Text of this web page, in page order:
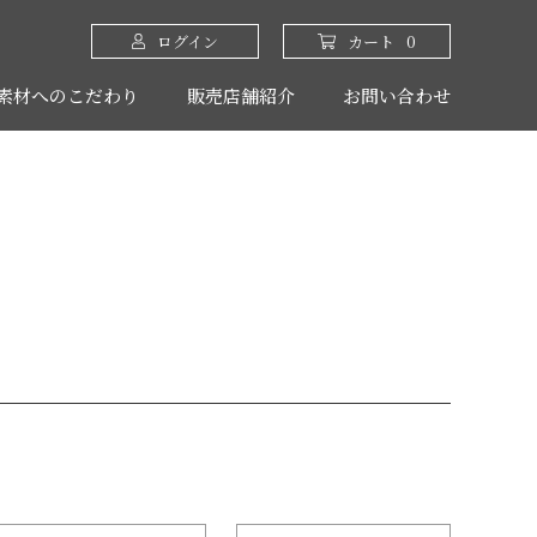
ログイン カート 0
材へのこだわり 販売店舗紹介 お問い合わせ